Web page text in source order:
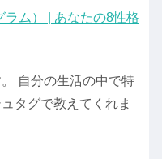
ラム） | あなたの8性格
自分の生活の中で特
タグで教えてくれま